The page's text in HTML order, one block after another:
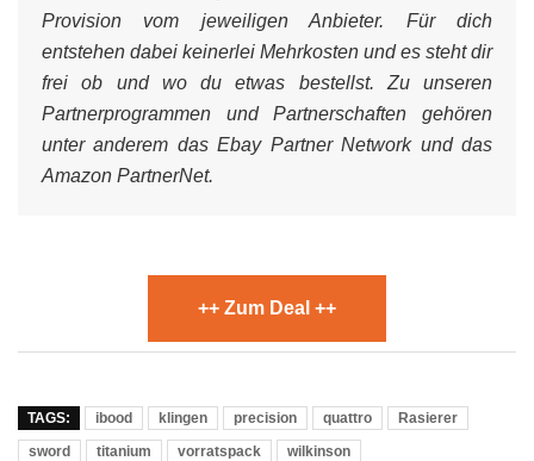
Provision vom jeweiligen Anbieter. Für dich
entstehen dabei keinerlei Mehrkosten und es steht dir
frei ob und wo du etwas bestellst. Zu unseren
Partnerprogrammen und Partnerschaften gehören
unter anderem das Ebay Partner Network und das
Amazon PartnerNet.
++ Zum Deal ++
TAGS: ibood klingen precision quattro
Rasierer
sword
titanium vorratspack wilkinson